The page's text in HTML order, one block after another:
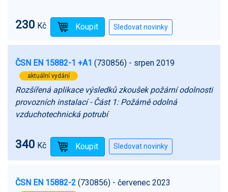
230 Kč
ČSN EN 15882-1 +A1 (730856) - srpen 2019
aktuální vydání
Rozšířená aplikace výsledků zkoušek požární odolnosti
provozních instalací - Část 1: Požárně odolná
vzduchotechnická potrubí
340 Kč
ČSN EN 15882-2 (730856) - červenec 2023